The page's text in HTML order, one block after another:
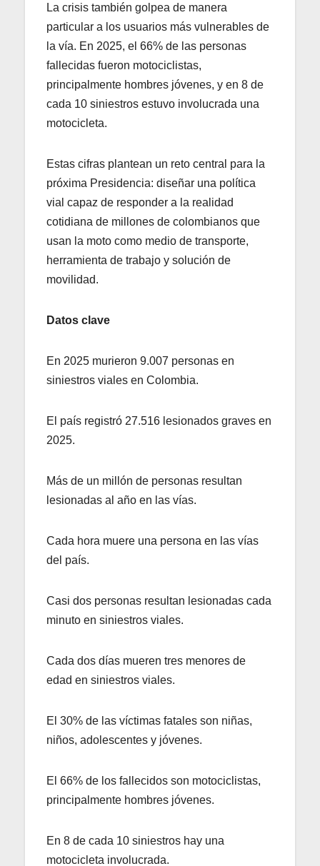
La crisis también golpea de manera
particular a los usuarios más vulnerables de
la vía. En 2025, el 66% de las personas
fallecidas fueron motociclistas,
principalmente hombres jóvenes, y en 8 de
cada 10 siniestros estuvo involucrada una
motocicleta.
Estas cifras plantean un reto central para la
próxima Presidencia: diseñar una política
vial capaz de responder a la realidad
cotidiana de millones de colombianos que
usan la moto como medio de transporte,
herramienta de trabajo y solución de
movilidad.
Datos clave
En 2025 murieron 9.007 personas en
siniestros viales en Colombia.
El país registró 27.516 lesionados graves en
2025.
Más de un millón de personas resultan
lesionadas al año en las vías.
Cada hora muere una persona en las vías
del país.
Casi dos personas resultan lesionadas cada
minuto en siniestros viales.
Cada dos días mueren tres menores de
edad en siniestros viales.
El 30% de las víctimas fatales son niñas,
niños, adolescentes y jóvenes.
El 66% de los fallecidos son motociclistas,
principalmente hombres jóvenes.
En 8 de cada 10 siniestros hay una
motocicleta involucrada.